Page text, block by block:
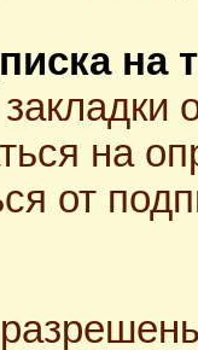
на
на
от